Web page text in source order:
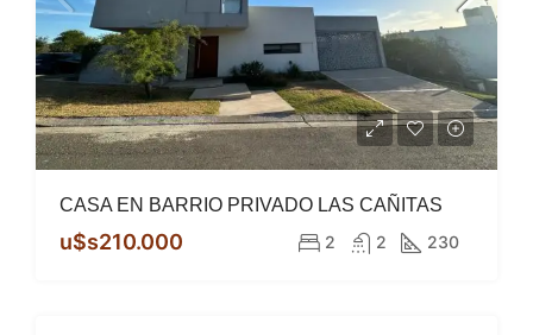
CASA EN BARRIO PRIVADO LAS CAÑITAS
u$s210.000 2 2 230